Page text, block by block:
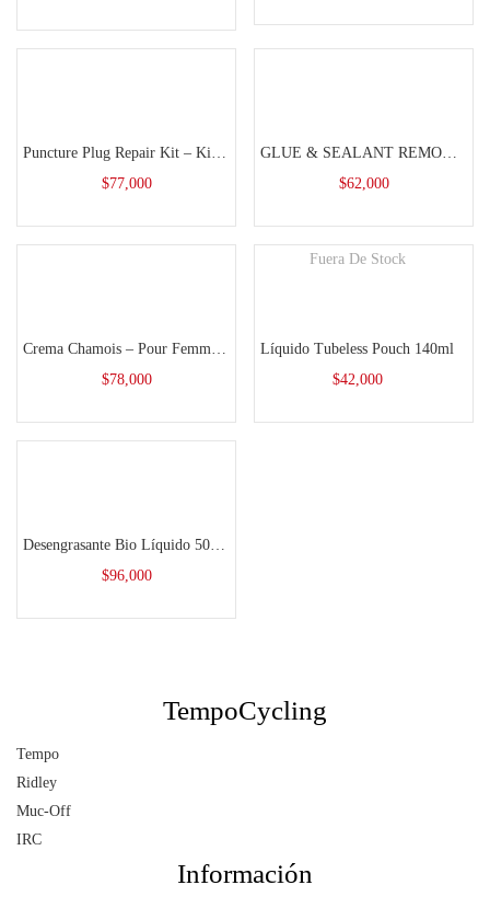
Puncture Plug Repair Kit – Kit Reparación Tubeless
$77,000
GLUE & SEALANT REMOVER
$62,000
Crema Chamois – Pour Femme 100ml
$78,000
Fuera De Stock
Líquido Tubeless Pouch 140ml
$42,000
Desengrasante Bio Líquido 500ML
$96,000
TempoCycling
Tempo
Ridley
Muc-Off
IRC
Información